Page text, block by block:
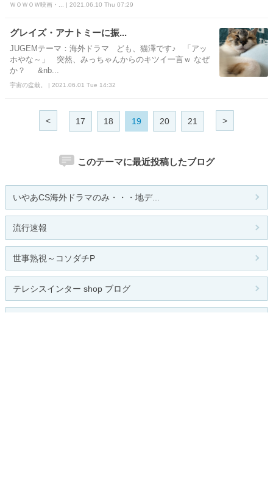
ＷＯＷＯＷ映画・... | 2021.06.10 Thu 07:29
グレイズ・アナトミーに振...
JUGEMテーマ：海外ドラマ ども、猫澤です♪ 「アッ
ホやな～」 突然、みっちゃんからのキツイ一言ｗ なぜ
か？ &nb...
宇宙の盆栽。 | 2021.06.01 Tue 14:32
< 17 18 19 20 21 >
このテーマに最近投稿したブログ
いやあCS海外ドラマのみ・・・地デ...
流行速報
世事熟視～コソダチP
テレシスインター shop ブログ